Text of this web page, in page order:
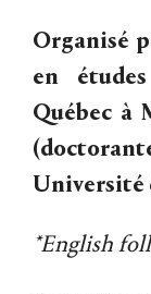
Organisé
en
Québec à
Université
*English